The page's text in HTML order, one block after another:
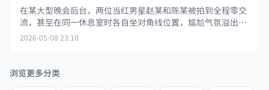
在某大型晚会后台，两位当红男星赵某和陈某被拍到全程零交
流，甚至在同一休息室时各自坐对角线位置，尴尬气氛溢出屏
幕。
2026-05-08 23:10
浏览更多分类